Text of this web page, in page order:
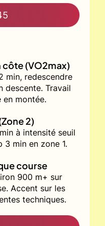
côte (VO2max)
min, redescendre
descente. Travail
montée.
2)
à intensité seuil
3 min en zone 1.
course
900 m+ sur
Accent sur les
techniques.